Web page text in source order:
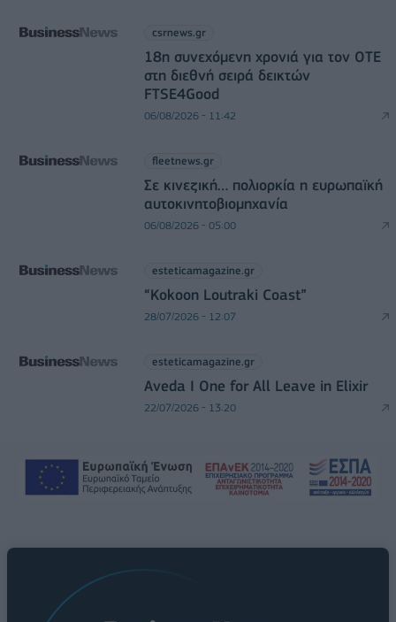
csrnews.gr
18η συνεχόμενη χρονιά για τον ΟΤΕ
στη διεθνή σειρά δεικτών
FTSE4Good
06/08/2026 - 11:42
fleetnews.gr
Σε κινεζική… πολιορκία η ευρωπαϊκή
αυτοκινητοβιομηχανία
06/08/2026 - 05:00
esteticamagazine.gr
“Kokoon Loutraki Coast”
28/07/2026 - 12:07
esteticamagazine.gr
Aveda I One for All Leave in Elixir
22/07/2026 - 13:20